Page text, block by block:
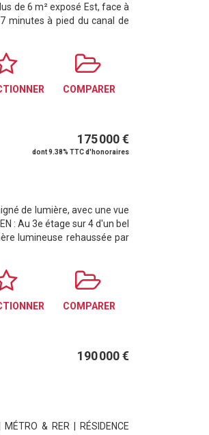
de 6 m² exposé Est, face à
minutes à pied du canal de
COMPARER
175 000 €
dont 9.38% TTC d'honoraires
de lumière, avec une vue
: Au 3e étage sur 4 d'un bel
lumineuse rehaussée par
COMPARER
190 000 €
& RER | RÉSIDENCE